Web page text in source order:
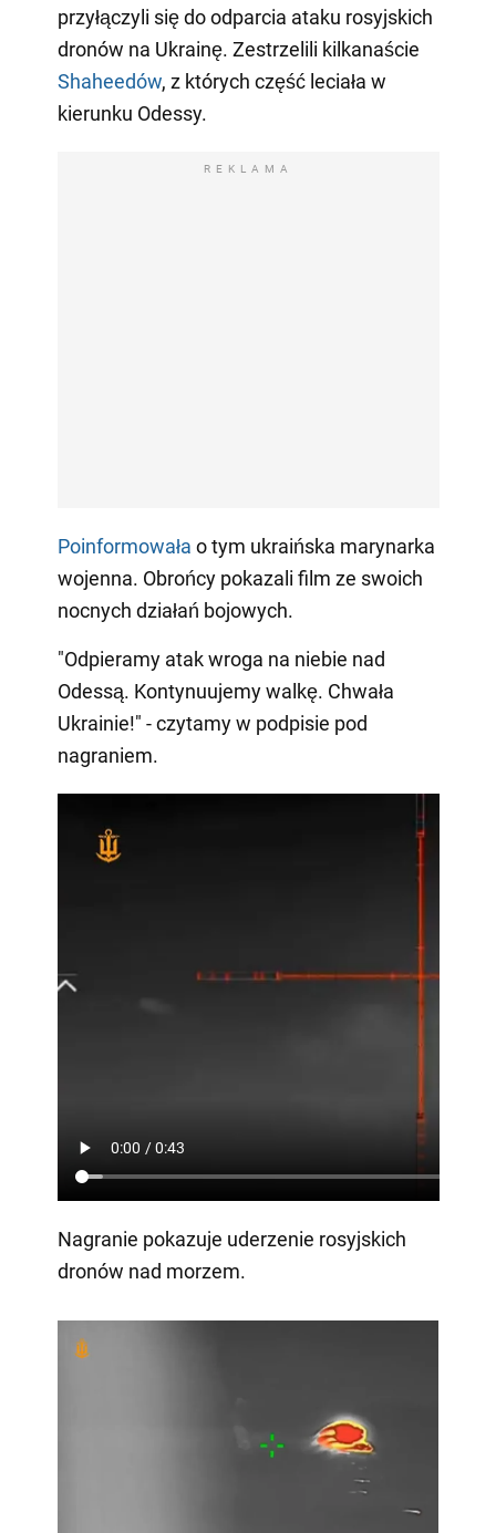
przyłączyli się do odparcia ataku rosyjskich
dronów na Ukrainę. Zestrzelili kilkanaście
Shaheedów, z których część leciała w
kierunku Odessy.
REKLAMA
Poinformowała o tym ukraińska marynarka
wojenna. Obrońcy pokazali film ze swoich
nocnych działań bojowych.
"Odpieramy atak wroga na niebie nad
Odessą. Kontynuujemy walkę. Chwała
Ukrainie!" - czytamy w podpisie pod
nagraniem.
Nagranie pokazuje uderzenie rosyjskich
dronów nad morzem.